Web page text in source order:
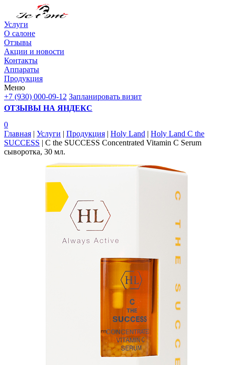
Услуги
О салоне
Отзывы
Акции и новости
Контакты
Аппараты
Продукция
Меню
+7 (930) 000-09-12 Запланировать визит
ОТЗЫВЫ НА ЯНДЕКС
0
Главная | Услуги | Продукция | Holy Land | Holy Land C the
SUCCESS | C the SUCCESS Concentrated Vitamin C Serum
сыворотка, 30 мл.